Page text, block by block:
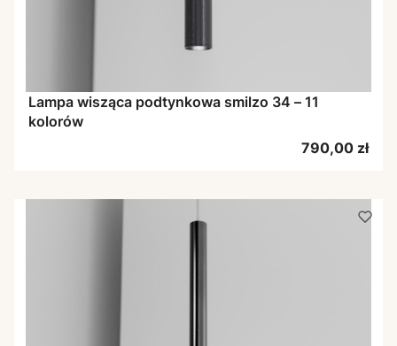
Lampa wisząca podtynkowa smilzo 34 – 11
kolorów
Cena
790,00 zł